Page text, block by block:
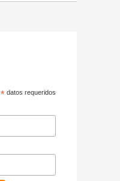
* datos requeridos